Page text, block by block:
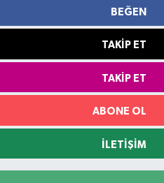
BEĞEN
TAKIP ET
TAKIP ET
ABONE OL
İLETIŞIM